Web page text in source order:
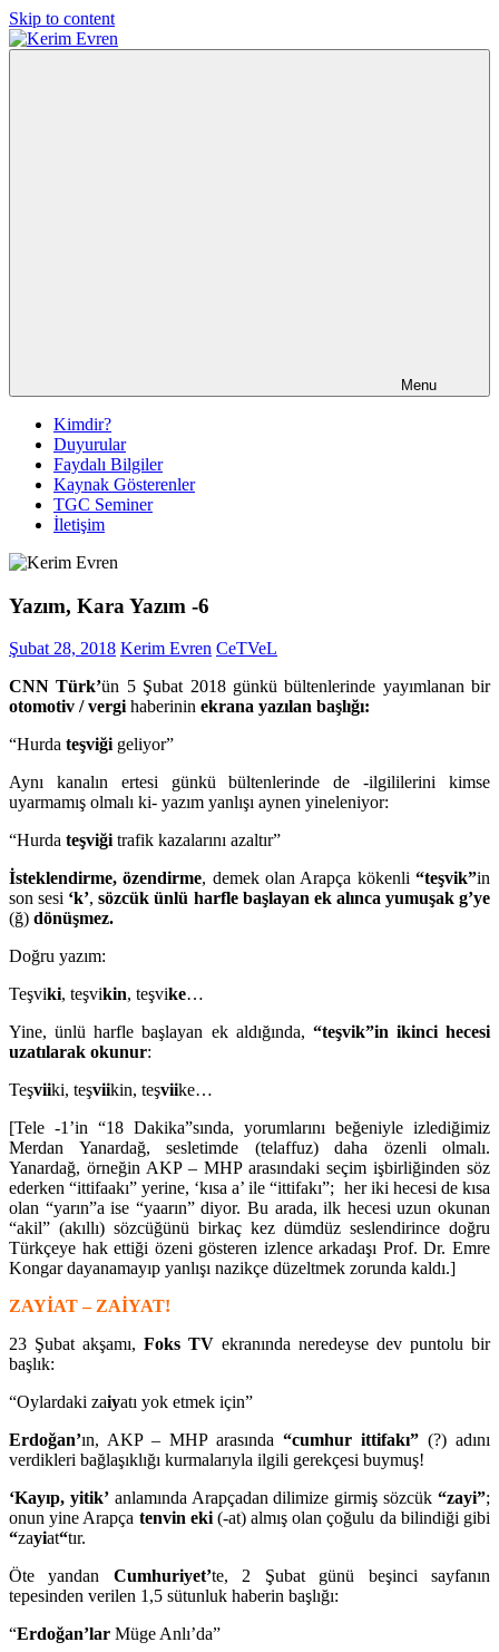
Skip to content
Menu
Kimdir?
Duyurular
Faydalı Bilgiler
Kaynak Gösterenler
TGC Seminer
İletişim
Yazım, Kara Yazım -6
Şubat 28, 2018 Kerim Evren CeTVeL
CNN Türk’ün 5 Şubat 2018 günkü bültenlerinde yayımlanan bir
otomotiv / vergihaberinin ekrana yazılan başlığı:
“Hurda teşviğigeliyor”
Aynı kanalın ertesi günkü bültenlerinde de -ilgililerini kimse
uyarmamış olmalı ki- yazım yanlışı aynen yineleniyor:
“Hurda teşviğitrafik kazalarını azaltır”
İsteklendirme, özendirme, demek olan Arapça kökenli“teşvik”in
son sesi ‘k’,sözcük ünlü harfle başlayan ek alınca yumuşak g’ye
(ğ) dönüşmez.
Doğru yazım:
Teşviki, teşvikin, teşvike…
Yine, ünlü harfle başlayan ek aldığında, “teşvik”in ikinci hecesi
uzatılarak okunur:
Teşviiki, teşviikin, teşviike…
[Tele -1’in “18 Dakika”sında, yorumlarını beğeniyle izlediğimiz
Merdan Yanardağ, sesletimde (telaffuz) daha özenli olmalı.
Yanardağ, örneğin AKP – MHP arasındaki seçim işbirliğinden söz
ederken “ittifaakı” yerine, ‘kısa a’ ile “ittifakı”; her iki hecesi de kısa
olan “yarın”a ise “yaarın” diyor. Bu arada, ilk hecesi uzun okunan
“akil” (akıllı) sözcüğünü birkaç kez dümdüz seslendirince doğru
Türkçeye hak ettiği özeni gösteren izlence arkadaşı Prof. Dr. Emre
Kongar dayanamayıp yanlışı nazikçe düzeltmek zorunda kaldı.]
ZAYİAT – ZAİYAT!
23 Şubat akşamı, Foks TV ekranında neredeyse dev puntolu bir
başlık:
“Oylardaki zaiyatı yok etmek için”
Erdoğan’ın, AKP – MHP arasında “cumhur ittifakı” (?) adını
verdikleri bağlaşıklığı kurmalarıyla ilgili gerekçesi buymuş!
‘Kayıp, yitik’anlamında Arapçadan dilimize girmiş sözcük“zayi”;
onun yine Arapça tenvin eki(-at) almış olan çoğulu da bilindiği gibi
“zayiat“tır.
Öte yandan Cumhuriyet’te, 2 Şubat günü beşinci sayfanın
tepesinden verilen 1,5 sütunluk haberin başlığı:
“Erdoğan’lar Müge Anlı’da”